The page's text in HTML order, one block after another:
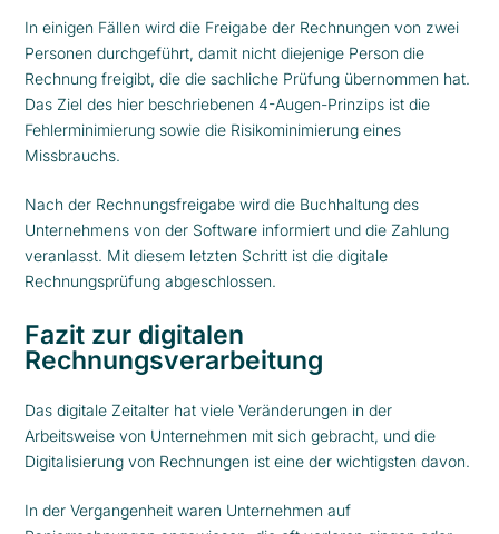
In einigen Fällen wird die Freigabe der Rechnungen von zwei
Personen durchgeführt, damit nicht diejenige Person die
Rechnung freigibt, die die sachliche Prüfung übernommen hat.
Das Ziel des hier beschriebenen 4-Augen-Prinzips ist die
Fehlerminimierung sowie die Risikominimierung eines
Missbrauchs.
Nach der Rechnungsfreigabe wird die Buchhaltung des
Unternehmens von der Software informiert und die Zahlung
veranlasst. Mit diesem letzten Schritt ist die digitale
Rechnungsprüfung abgeschlossen.
Fazit zur digitalen
Rechnungsverarbeitung
Das digitale Zeitalter hat viele Veränderungen in der
Arbeitsweise von Unternehmen mit sich gebracht, und die
Digitalisierung von Rechnungen ist eine der wichtigsten davon.
In der Vergangenheit waren Unternehmen auf